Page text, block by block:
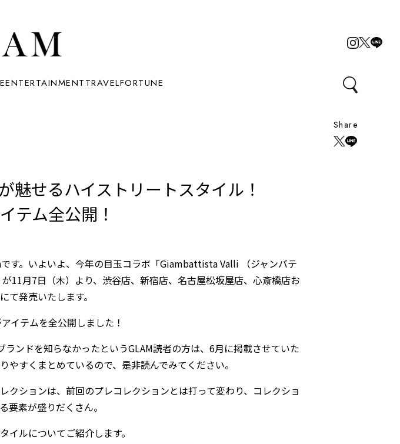
ENTERTAINMENTTRAVELFORTUNE
Share
魅せるハイストリートスタイル！
テム全公開！
す。いよいよ、今年の目玉コラボ「Giambattista Valli （ジャンバテ
11月7日（木）より、渋谷店、新宿店、名古屋松坂屋店、心斎橋店お
にて発売いたします。
イテムを全公開しました！
ンドを知らなかったというGLAM読者の方は、6月に掲載させていた
やすくまとめているので、是非読んでみてください。
クションは、前回のプレコレクションとは打って変わり、コレクショ
要素が盛りだくさん。
イルについてご紹介します。